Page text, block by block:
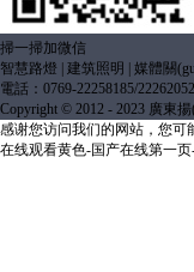
掃一掃加微信
智慧路燈
建筑照明 媒體關
電話：0769-22258185/
Copyright © 2012 - 2023 廣東
感谢您访问我们的网站，您可
在线观看黄色-国产在线第一